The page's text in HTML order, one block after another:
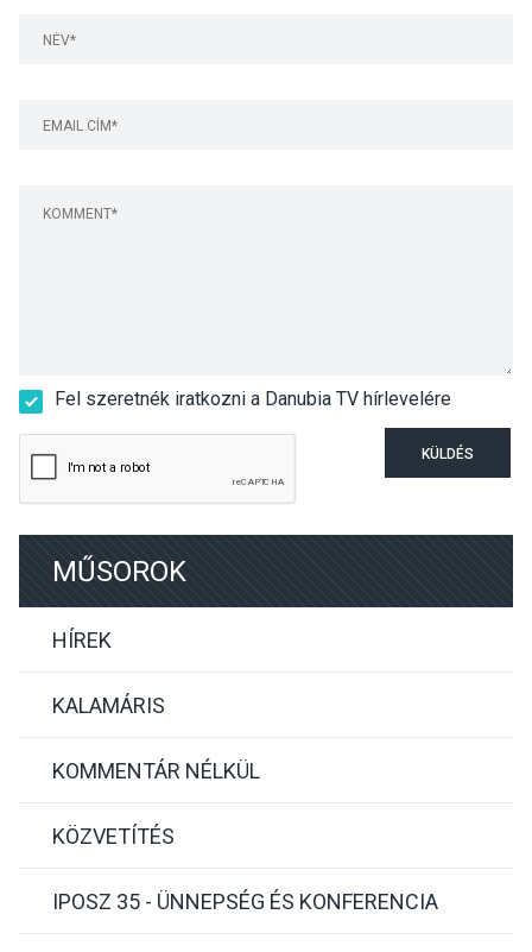
Fel szeretnék iratkozni a Danubia TV hírlevelére
KÜLDÉS
MŰSOROK
HÍREK
KALAMÁRIS
KOMMENTÁR NÉLKÜL
KÖZVETÍTÉS
IPOSZ 35 - ÜNNEPSÉG ÉS KONFERENCIA